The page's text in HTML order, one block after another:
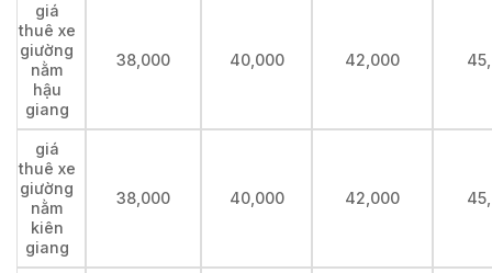
giá
thuê xe
giường
nằm
hậu
giang
38,000 40,000 42,000
giá
thuê xe
giường
nằm
kiên
giang
38,000 40,000 42,000